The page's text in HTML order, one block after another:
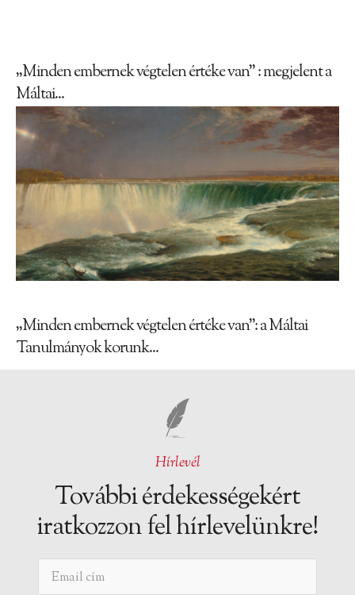
„Minden embernek végtelen értéke van” : megjelent a
Máltai...
„Minden embernek végtelen értéke van”: a Máltai
Tanulmányok korunk...
Hírlevél
További érdekességekért
iratkozzon fel hírlevelünkre!